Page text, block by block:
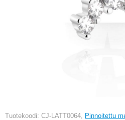
Tuotekoodi: CJ-LATT0064, Pinnoitettu